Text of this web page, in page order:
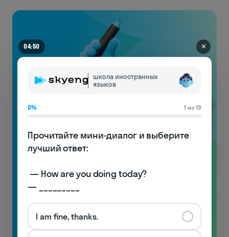
Видеоуроки
по произношению
с носителями!
Узнаете особенности английской фонетики
и начнёте понимать носителей!
04:44 ✕
школа иностранных
языков
0% 1 из 19
Прочитайте мини-диалог и выберите
лучший ответ:
— _________
I am fine, thanks.